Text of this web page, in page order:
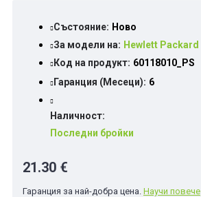
Състояние: Ново
За модели на: Hewlett Packard
Код на продукт: 60118010_PS
Гаранция (Месеци): 6
Наличност:
Последни бройки
21.30 €
Гаранция за най-добра цена. Научи повече